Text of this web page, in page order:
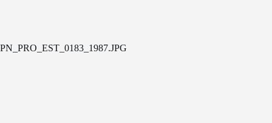
PN_PRO_EST_0183_1987.JPG